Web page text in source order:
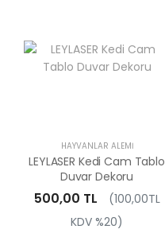
HAYVANLAR ALEMI
LEYLASER Kedi Cam Tablo
Duvar Dekoru
500,00 TL
(100,00TL
KDV %20)